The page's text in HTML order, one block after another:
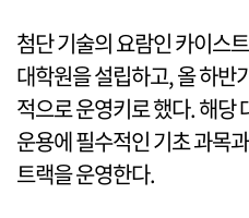
첨단 기술의 요람인 카이스
대학원을 설립하고, 올 하반
적으로 운영키로 했다. 해당
운용에 필수적인 기초 과목
트랙을 운영한다.